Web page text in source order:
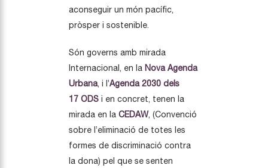
aconseguir un món pacífic,
pròsper i sostenible.
Són governs amb mirada
Internacional, en la Nova Agenda
Urbana, i l’Agenda 2030 dels
17 ODS i en concret, tenen la
mirada en la CEDAW, (Convenció
sobre l’eliminació de totes les
formes de discriminació contra
la dona) pel que se senten